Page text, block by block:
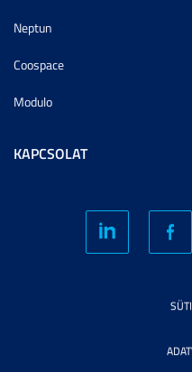
Neptun
Coospace
Modulo
KAPCSOLAT